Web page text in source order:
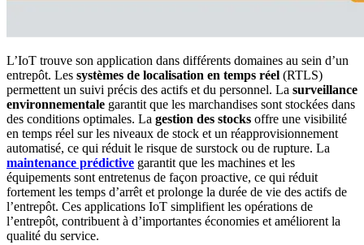
L’IoT trouve son application dans différents domaines au sein d’un
entrepôt. Les systèmes de localisation en temps réel (RTLS)
permettent un suivi précis des actifs et du personnel. La surveillance
environnementale garantit que les marchandises sont stockées dans
des conditions optimales. La gestion des stocks offre une visibilité
en temps réel sur les niveaux de stock et un réapprovisionnement
automatisé, ce qui réduit le risque de surstock ou de rupture. La
maintenance prédictive garantit que les machines et les
équipements sont entretenus de façon proactive, ce qui réduit
fortement les temps d’arrêt et prolonge la durée de vie des actifs de
l’entrepôt. Ces applications IoT simplifient les opérations de
l’entrepôt, contribuent à d’importantes économies et améliorent la
qualité du service.